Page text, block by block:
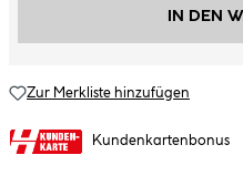
IN DEN
Zur Merkliste hinzufügen
Kundenkartenbonus